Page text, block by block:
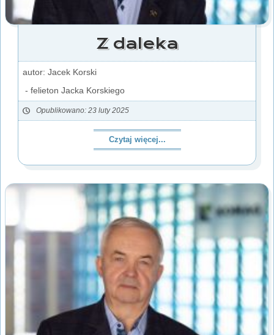
Z daleka
autor: Jacek Korski
- felieton Jacka Korskiego
Opublikowano: 23 luty 2025
Czytaj więcej...